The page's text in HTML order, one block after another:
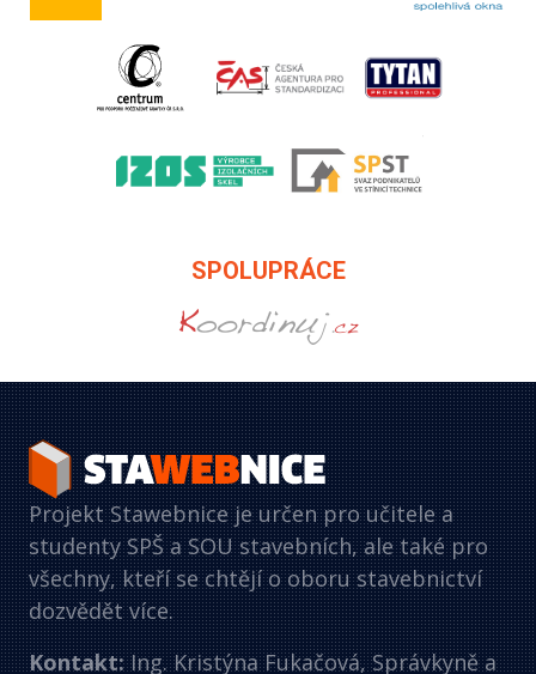
SPOLUPRÁCE
Projekt Stawebnice je určen pro učitele a
studenty SPŠ a SOU stavebních, ale také pro
všechny, kteří se chtějí o oboru stavebnictví
dozvědět více.
Kontakt:Ing. Kristýna Fukačová, Správkyně a